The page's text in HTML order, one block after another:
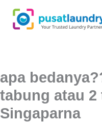
content
apa
tabung atau 2
Singaparna